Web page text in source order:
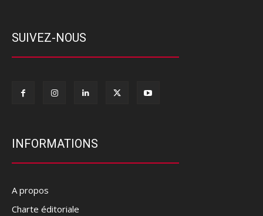
SUIVEZ-NOUS
INFORMATIONS
A propos
Charte éditoriale